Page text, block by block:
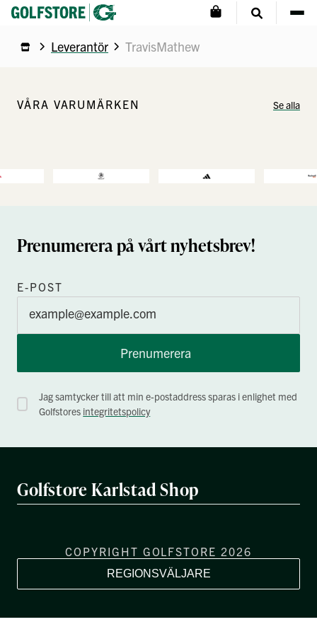
Leverantör TravisMathew
VÅRA VARUMÄRKEN Se alla
Prenumerera på vårt nyhetsbrev!
E-POST
Prenumerera
Jag samtycker till att min e-postaddress sparas i enlighet med
Golfstores integritetspolicy
Golfstore Karlstad Shop
COPYRIGHT GOLFSTORE 2026
REGIONSVÄLJARE